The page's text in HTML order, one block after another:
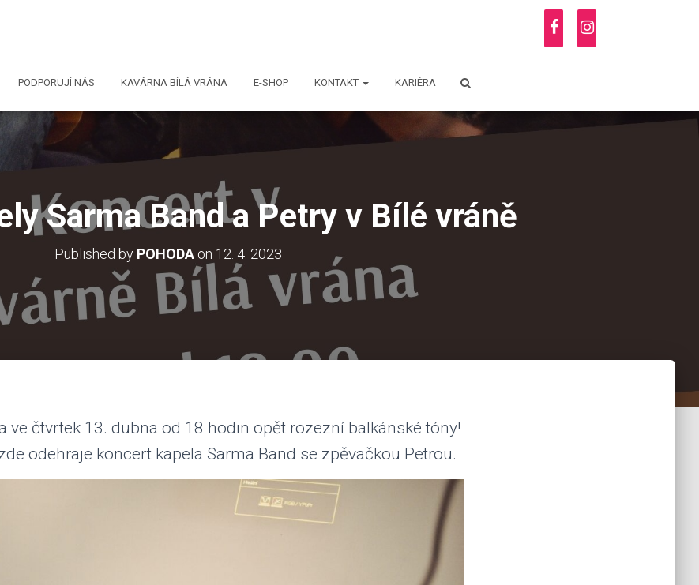
PODPORUJÍ NÁS KAVÁRNA BÍLÁ VRÁNA E-SHOP KONTAKT KARIÉRA
Sarma Band a Petry v Bílé vráně
Published by POHODA on 12. 4. 2023
ve čtvrtek 13. dubna od 18 hodin opět rozezní balkánské tóny!
odehraje koncert kapela Sarma Band se zpěvačkou Petrou.